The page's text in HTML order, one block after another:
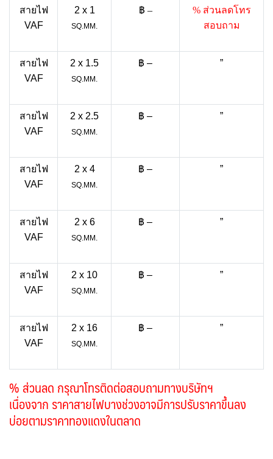
สายไฟ
VAF
2 x 1
SQ.MM.
฿ –
% ส่วนลดโทร
สอบถาม
สายไฟ
VAF
2 x 1.5
SQ.MM.
฿ – ”
สายไฟ
VAF
2 x 2.5
SQ.MM.
฿ – ”
สายไฟ
VAF
2 x 4
SQ.MM.
฿ – ”
สายไฟ
VAF
2 x 6
SQ.MM.
฿ – ”
สายไฟ
VAF
2 x 10
SQ.MM.
฿ – ”
สายไฟ
VAF
2 x 16
SQ.MM.
฿ – ”
% ส่วนลด กรุณาโทรติดต่อสอบถามทางบริษัทฯ
เนื่องจาก ราคาสายไฟบางช่วงอาจมีการปรับราคาขึ้นลง
บ่อยตามราคาทองแดงในตลาด